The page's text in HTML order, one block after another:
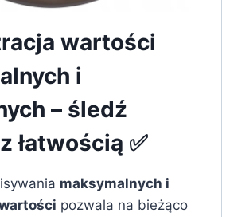
wartości
i
– śledź
łatwością ✅
maksymalnych i
pozwala na bieżąco